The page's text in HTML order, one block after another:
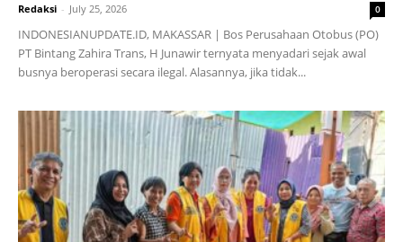
Redaksi - July 25, 2026 0
INDONESIANUPDATE.ID, MAKASSAR | Bos Perusahaan Otobus (PO)
PT Bintang Zahira Trans, H Junawir ternyata menyadari sejak awal
busnya beroperasi secara ilegal. Alasannya, jika tidak...